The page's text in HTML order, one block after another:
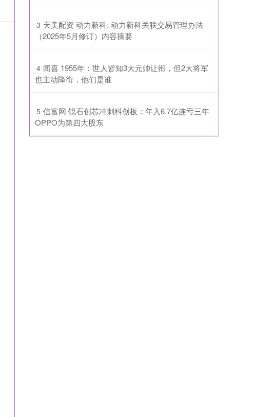
3 ​天美配资 动力新科: 动力新科关联交易管理办法
（2025年5月修订）内容摘要
4 ​闻喜 1955年：世人皆知3大元帅让衔，但2大将军
也主动降衔，他们是谁
5 ​信富网 锐石创芯冲刺科创板：年入6.7亿连亏三年
OPPO为第四大股东